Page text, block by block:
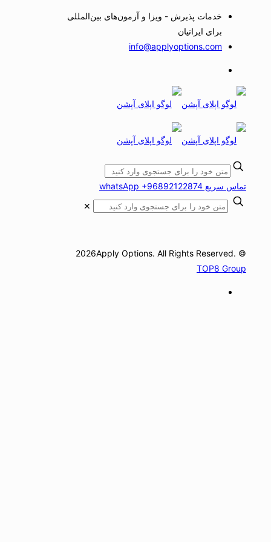
خدمات پذیرش - ویزا و آزمون‌های بین‌المللی
برای ایرانیان
info@applyoptions.com
تماس سریع whatsApp +96892122874
✕
© 2026Apply Options. All Rights Reserved.
TOP8 Group